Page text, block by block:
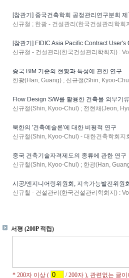
[참관기] 중국건축학회 공정관리연구분회
신규철 ; 한광 - 건설관리(한국건설관리학
[참관기] FIDIC Asia Pacific Contract User's
신규철 - 건설관리(한국건설관리학회지) :
중국 BIM 기준의 현황과 특성에 관한 연구
한광(Han, Guang) ; 신규철(Shin, Kyoo-
Flow Design S/W를 활용한 건축물 외부기
신규철(Shin, Kyoo-Chul) ; 전현채(Jeon,
북한의 '건축예술론'에 대한 비평적 연구
신규철(Shin, Kyoo-Chul) - 대한건축학회
중국 건축기술자격제도의 종류에 관한 연구
신규철(Shin, Kyoo-Chul) ; 한광(Han,
시공/엔지니어링위원회, 지속가능발전위원
신규철 - 건설관리(한국건설관리학회지) :